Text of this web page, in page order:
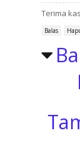
Terima
Balas